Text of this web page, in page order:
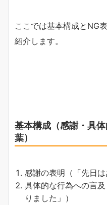
ここでは基本構成とNG
紹介します。
基本構成（感謝・具
葉）
感謝の表明（「先日は
具体的な行為への言
りました」）